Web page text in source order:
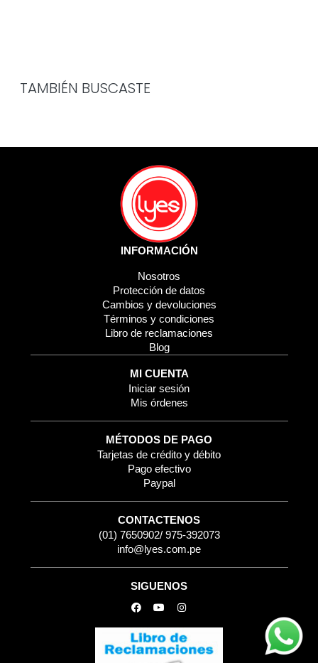
TAMBIÉN BUSCASTE
INFORMACIÓN
Nosotros
Protección de datos
Cambios y devoluciones
Términos y condiciones
Libro de reclamaciones
Blog
MI CUENTA
Iniciar sesión
Mis órdenes
MÉTODOS DE PAGO
Tarjetas de crédito y débito
Pago efectivo
Paypal
CONTACTENOS
(01) 7650902/ 975-392073
info@lyes.com.pe
SIGUENOS